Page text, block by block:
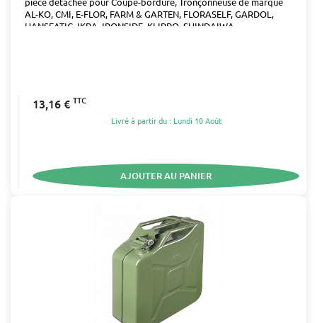
AL-KO, CMI, E-FLOR, FARM & GARTEN, FLORASELF, GARDOL,
HANSEATIC, IKRA, IRONSIDE, KLIPPO, SHINDAIWA
13,16 € TTC
Livré à partir du : Lundi 10 Août
AJOUTER AU PANIER